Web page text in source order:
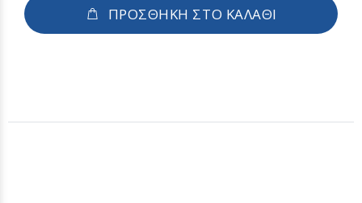
ΠΡΟΣΘΗΚΗ ΣΤΟ ΚΑΛΑΘΙ